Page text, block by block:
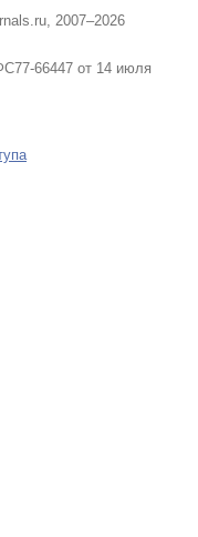
2007–2026
66447 от 14 июля